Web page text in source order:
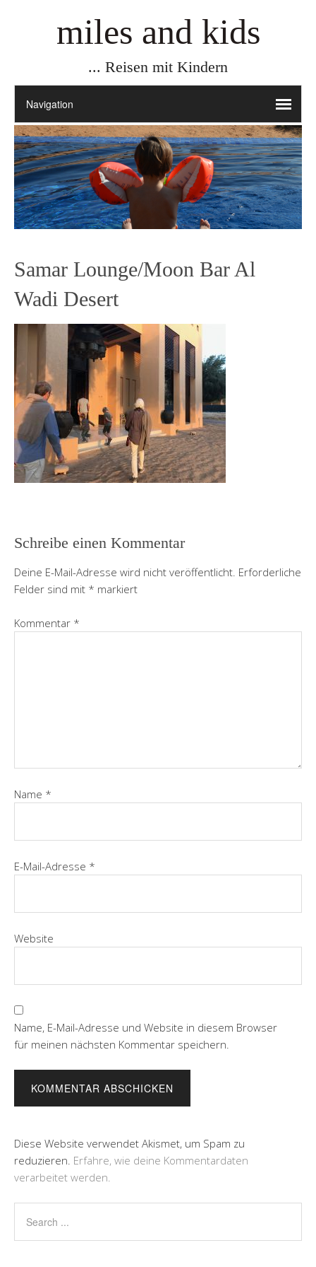
miles and kids
... Reisen mit Kindern
Samar Lounge/Moon Bar Al
Wadi Desert
Schreibe einen Kommentar
Deine E-Mail-Adresse wird nicht veröffentlicht. Erforderliche
Felder sind mit * markiert
Kommentar *
Name *
E-Mail-Adresse *
Website
Name, E-Mail-Adresse und Website in diesem Browser
für meinen nächsten Kommentar speichern.
Diese Website verwendet Akismet, um Spam zu
reduzieren. Erfahre, wie deine Kommentardaten
verarbeitet werden.